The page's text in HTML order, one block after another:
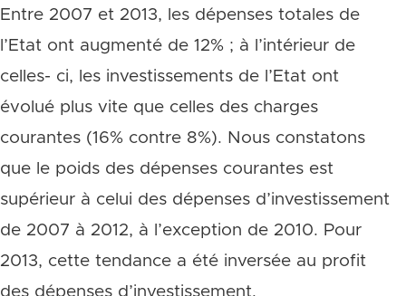
Entre 2007 et 2013, les dépenses totales de
l’Etat ont augmenté de 12% ; à l’intérieur de
celles- ci, les investissements de l’Etat ont
évolué plus vite que celles des charges
courantes (16% contre 8%). Nous constatons
que le poids des dépenses courantes est
supérieur à celui des dépenses d’investissement
de 2007 à 2012, à l’exception de 2010. Pour
2013, cette tendance a été inversée au profit
des dépenses d’investissement.